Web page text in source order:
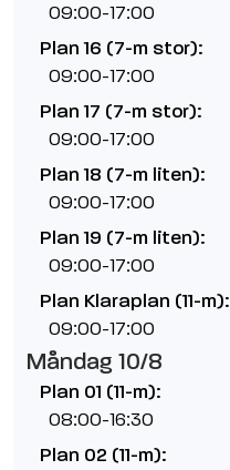
09:00-17:00
Plan 16 (7-m stor):
09:00-17:00
Plan 17 (7-m stor):
09:00-17:00
Plan 18 (7-m liten):
09:00-17:00
Plan 19 (7-m liten):
09:00-17:00
Plan Klaraplan (11-m):
09:00-17:00
Måndag 10/8
Plan 01 (11-m):
08:00-16:30
Plan 02 (11-m):